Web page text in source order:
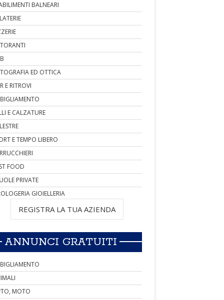
BALNEARI
ED OTTICA
E RITROVI
E CALZATURE
E TEMPO LIBERO
FOOD
PRIVATE
GIOIELLERIA
REGISTRA LA TUA AZIENDA
ANNUNCI GRATUITI
MOTO